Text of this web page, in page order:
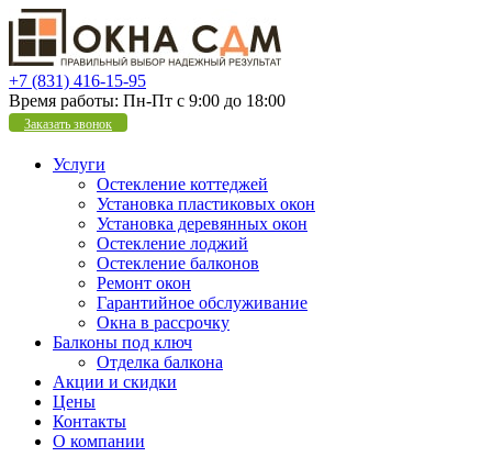
+7 (831) 416-15-95
Время работы: Пн-Пт с 9:00 до 18:00
Заказать звонок
Услуги
Остекление коттеджей
Установка пластиковых окон
Установка деревянных окон
Остекление лоджий
Остекление балконов
Ремонт окон
Гарантийное обслуживание
Окна в рассрочку
Балконы под ключ
Отделка балкона
Акции и скидки
Цены
Контакты
О компании